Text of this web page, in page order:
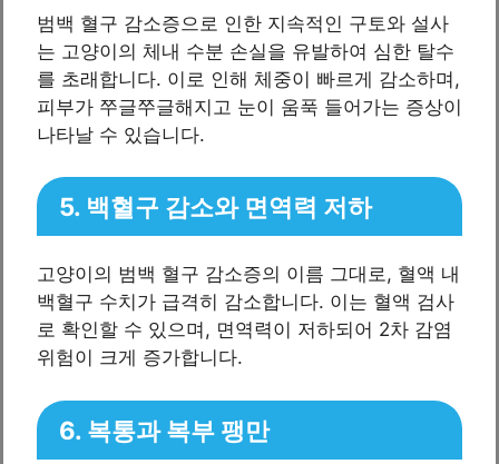
범백 혈구 감소증으로 인한 지속적인 구토와 설사
는 고양이의 체내 수분 손실을 유발하여 심한 탈수
를 초래합니다. 이로 인해 체중이 빠르게 감소하며,
피부가 쭈글쭈글해지고 눈이 움푹 들어가는 증상이
나타날 수 있습니다.
5. 백혈구 감소와 면역력 저하
고양이의 범백 혈구 감소증의 이름 그대로, 혈액 내
백혈구 수치가 급격히 감소합니다. 이는 혈액 검사
로 확인할 수 있으며, 면역력이 저하되어 2차 감염
위험이 크게 증가합니다.
6. 복통과 복부 팽만